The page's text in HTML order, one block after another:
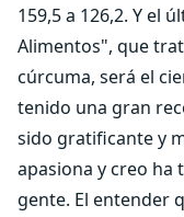
159,5 a 126,2. Y el
Alimentos", que
cúrcuma, será el
tenido una gran
sido gratificante y
apasiona y creo ha
gente. El entender